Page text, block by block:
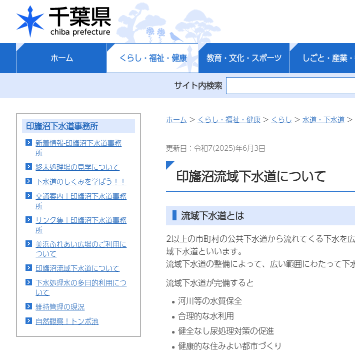
千葉県
ホーム くらし・福祉・健康 教育・文化・スポーツ しごと・産業
サイト内検索
印旛沼下水道事務所
新着情報-印旛沼下水道事務
所
終末処理場の見学について
下水道のしくみを学ぼう！！
交通案内｜印旛沼下水道事務
所
リンク集｜印旛沼下水道事務
所
美浜ふれあい広場のご利用に
ついて
印旛沼流域下水道について
下水処理水の多目的利用につ
いて
維持管理の現況
自然観察！トンボ池
ホーム > くらし・福祉・健康 > くらし > 水道・下水道 >
更新日：令和7(2025)年6月3日
印旛沼流域下水道について
流域下水道とは
2以上の市町村の公共下水道から流れてくる下水を
域下水道といいます。
流域下水道の整備によって、広い範囲にわたって下
流域下水道が完備すると
河川等の水質保全
合理的な水利用
健全なし尿処理対策の促進
健康的な住みよい都市づくり